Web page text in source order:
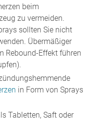
beim
zu vermeiden.
sollten Sie nicht
Übermäßiger
Rebound-Effekt führen
in Form von Sprays
Tabletten, Saft oder